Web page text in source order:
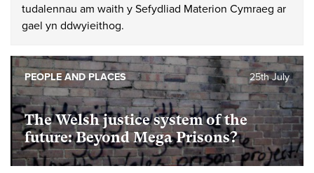
tudalennau am waith y Sefydliad Materion Cymraeg ar
gael yn ddwyieithog.
The Welsh justice system of the
future: Beyond Mega Prisons?
25th July
PEOPLE AND PLACES